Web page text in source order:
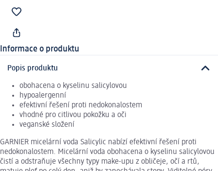
Informace o produktu
Popis produktu
obohacena o kyselinu salicylovou
hypoalergenní
efektivní řešení proti nedokonalostem
vhodné pro citlivou pokožku a oči
veganské složení
GARNIER micelární voda Salicylic nabízí efektivní řešení proti
nedokonalostem. Micelární voda obohacena o kyselinu salicylovou
čistí a odstraňuje všechny typy make-upu z obličeje, očí a rtů,